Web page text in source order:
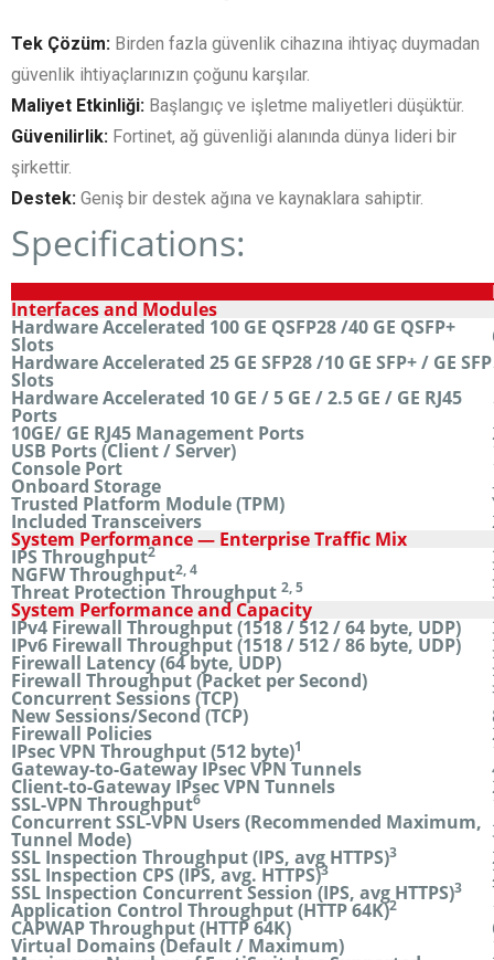
Tek Çözüm: Birden fazla güvenlik cihazına ihtiyaç duymadan
güvenlik ihtiyaçlarınızın çoğunu karşılar.
Maliyet Etkinliği: Başlangıç ve işletme maliyetleri düşüktür.
Güvenilirlik: Fortinet, ağ güvenliği alanında dünya lideri bir
şirkettir.
Destek: Geniş bir destek ağına ve kaynaklara sahiptir.
Specifications:
Interfaces and Modules
Hardware Accelerated 100 GE QSFP28 /40 GE QSFP+
Slots
Hardware Accelerated 25 GE SFP28 /10 GE SFP+ / GE SFP
Slots
Hardware Accelerated 10 GE / 5 GE / 2.5 GE / GE RJ45
Ports
10GE/ GE RJ45 Management Ports
USB Ports (Client / Server)
Console Port
Onboard Storage
Trusted Platform Module (TPM)
Included Transceivers
System Performance — Enterprise Traffic Mix
IPS Throughput2
NGFW Throughput2, 4
Threat Protection Throughput 2, 5
System Performance and Capacity
IPv4 Firewall Throughput (1518 / 512 / 64 byte, UDP)
IPv6 Firewall Throughput (1518 / 512 / 86 byte, UDP)
Firewall Latency (64 byte, UDP)
Firewall Throughput (Packet per Second)
Concurrent Sessions (TCP)
New Sessions/Second (TCP)
Firewall Policies
IPsec VPN Throughput (512 byte)1
Gateway-to-Gateway IPsec VPN Tunnels
Client-to-Gateway IPsec VPN Tunnels
SSL-VPN Throughput6
Concurrent SSL-VPN Users (Recommended Maximum,
Tunnel Mode)
SSL Inspection Throughput (IPS, avg HTTPS)3
SSL Inspection CPS (IPS, avg. HTTPS)3
SSL Inspection Concurrent Session (IPS, avg HTTPS)3
Application Control Throughput (HTTP 64K)2
CAPWAP Throughput (HTTP 64K)
Virtual Domains (Default / Maximum)